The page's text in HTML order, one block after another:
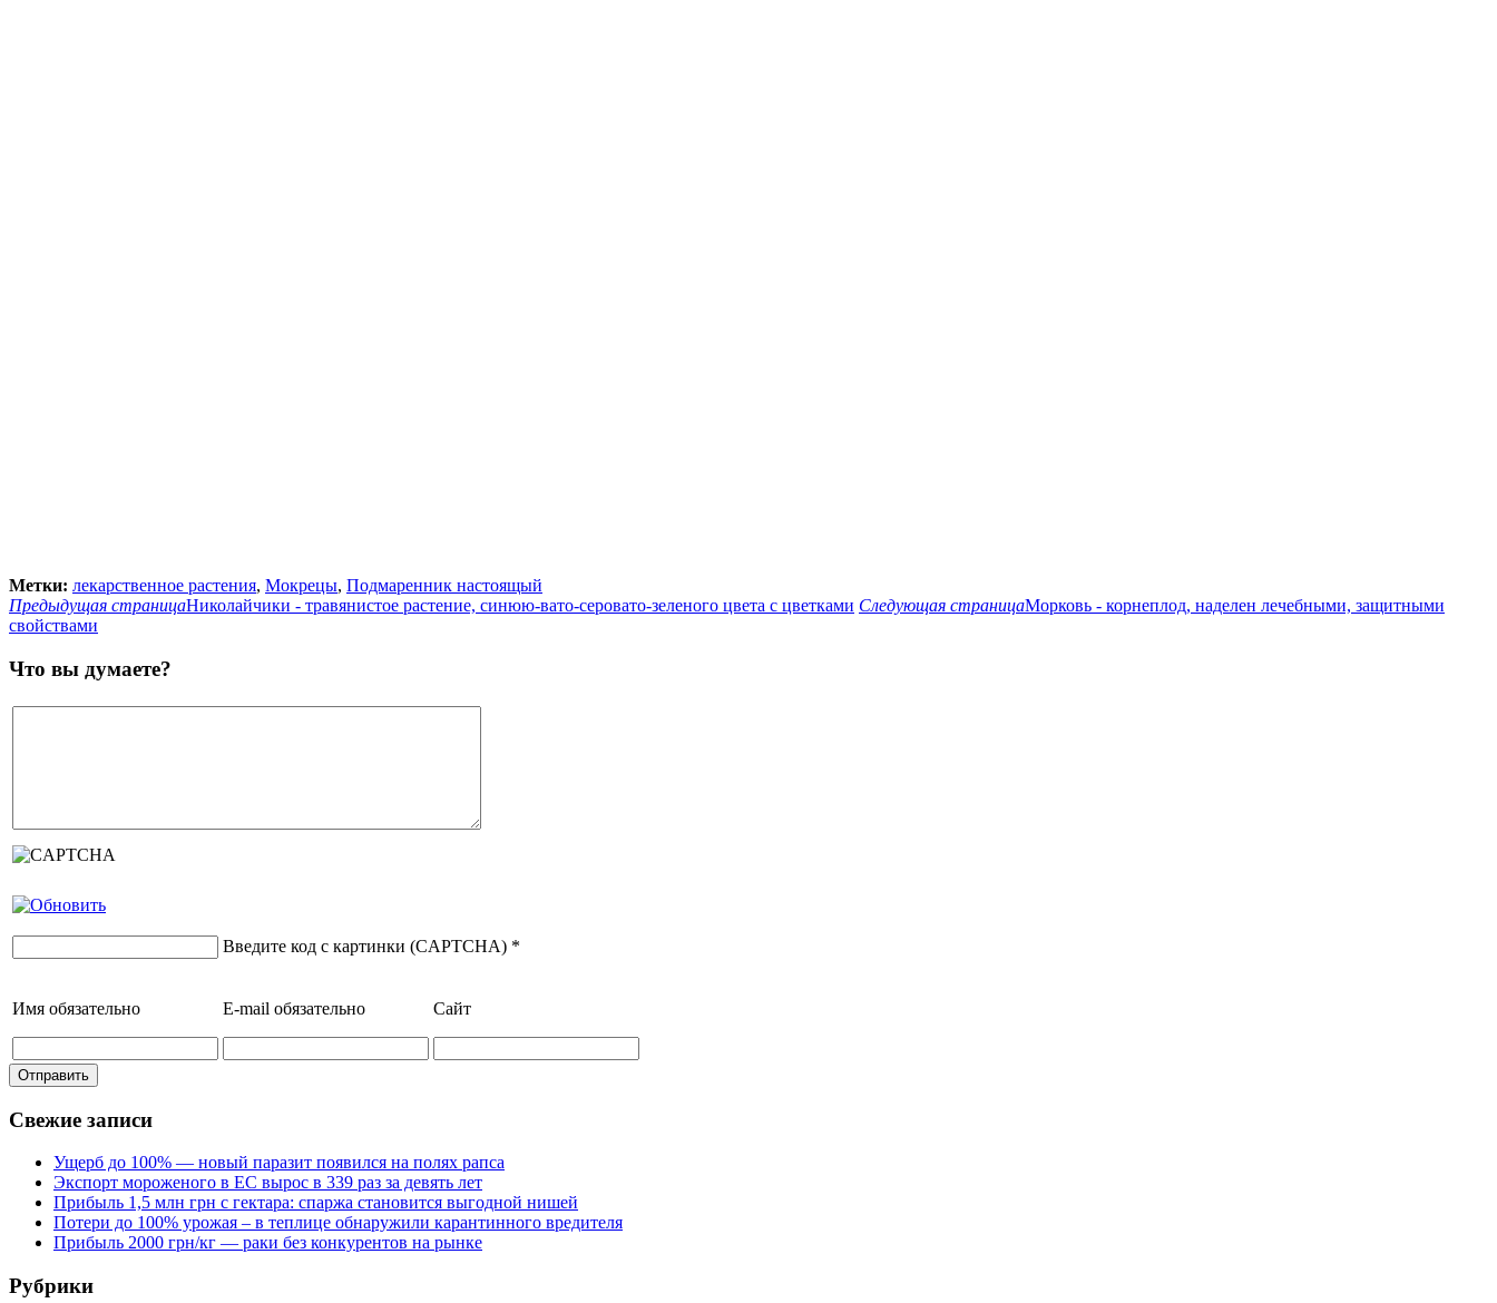
Метки: лекарственное растения, Мокрецы, Подмаренник настоящый
Предыдущая страницаНиколайчики - травянистое растение, синюю-вато-серовато-зеленого цвета с цветками Следующая страницаМорковь - корнеплод, наделен лечебными, защитными
свойствами
Что вы думаете?
Введите код с картинки (CAPTCHA) *
Имя обязательно E-mail обязательно Сайт
Свежие записи
Ущерб до 100% — новый паразит появился на полях рапса
Экспорт мороженого в ЕС вырос в 339 раз за девять лет
Прибыль 1,5 млн грн с гектара: спаржа становится выгодной нишей
Потери до 100% урожая – в теплице обнаружили карантинного вредителя
Прибыль 2000 грн/кг — раки без конкурентов на рынке
Рубрики